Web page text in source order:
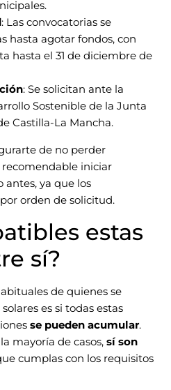
: Las convocatorias se
hasta agotar fondos, con
hasta el 31 de diciembre de
: Se solicitan ante la
Sostenible de la Junta
Castilla-La Mancha.
de no perder
iniciar
antes, ya que los
orden de solicitud.
estas
sí?
de quienes se
es si todas estas
se pueden acumular.
mayoría de casos, sí son
cumplas con los requisitos